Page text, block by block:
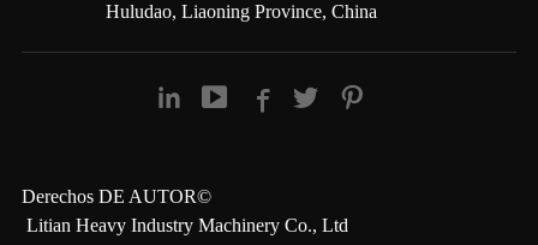
Huludao, Liaoning Province, China
    
Derechos DE AUTOR©
Litian Heavy Industry Machinery Co., Ltd